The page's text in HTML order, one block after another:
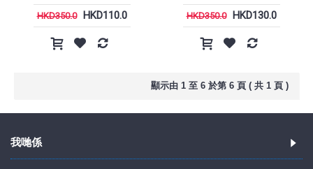
HKD350.0 HKD110.0 HKD350.0 HKD130.0
顯示由 1 至 6 於第 6 頁 ( 共 1 頁 )
我哋係